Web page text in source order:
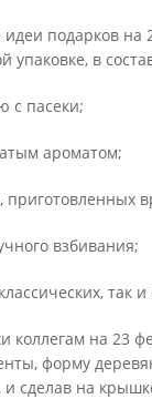
подарков на
упаковке, в
с пасеки;
ароматом;
приготовленных
взбивания;
так
коллегам на 23
форму
сделав на